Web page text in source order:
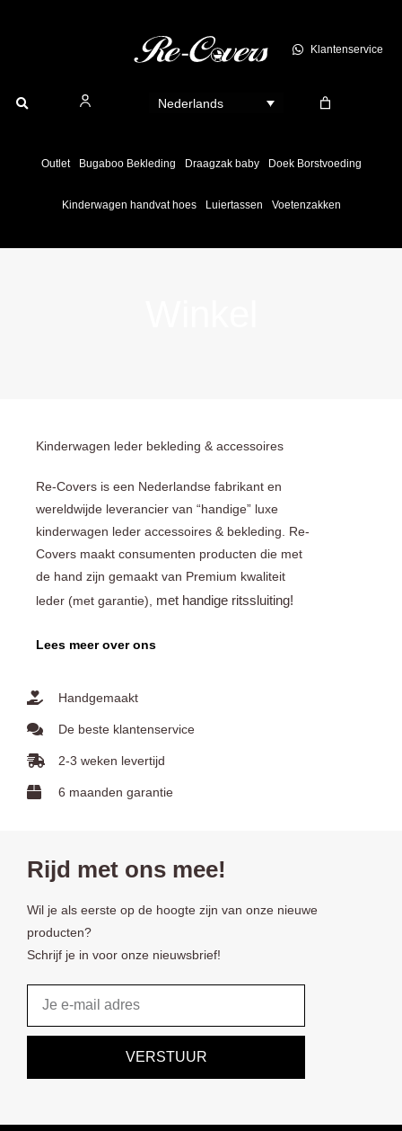
Klantenservice
Nederlands
Outlet Bugaboo Bekleding Draagzak baby Doek Borstvoeding
Kinderwagen handvat hoes Luiertassen Voetenzakken
Kinderwagen leder bekleding & accessoires
Re-Covers is een Nederlandse fabrikant en
wereldwijde leverancier van “handige” luxe
kinderwagen leder accessoires & bekleding. Re-
Covers maakt consumenten producten die met
de hand zijn gemaakt van Premium kwaliteit
leder (met garantie), met handige ritssluiting!
Lees meer over ons
Handgemaakt
De beste klantenservice
2-3 weken levertijd
6 maanden garantie
Rijd met ons mee!
Wil je als eerste op de hoogte zijn van onze nieuwe
producten?
Schrijf je in voor onze nieuwsbrief!
VERSTUUR